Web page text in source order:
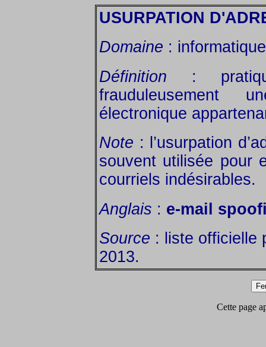
USURPATION
Domaine :
Définition :
frauduleusement
électronique
Note : l’usurpation
souvent utilisée pour
courriels indésirables.
Anglais : e-mail
Source : liste officielle
2013.
Cette page